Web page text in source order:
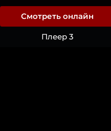
Смотреть онлайн
Плеер 3